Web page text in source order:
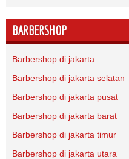
BARBERSHOP
Barbershop di jakarta
Barbershop di jakarta selatan
Barbershop di jakarta pusat
Barbershop di jakarta barat
Barbershop di jakarta timur
Barbershop di jakarta utara